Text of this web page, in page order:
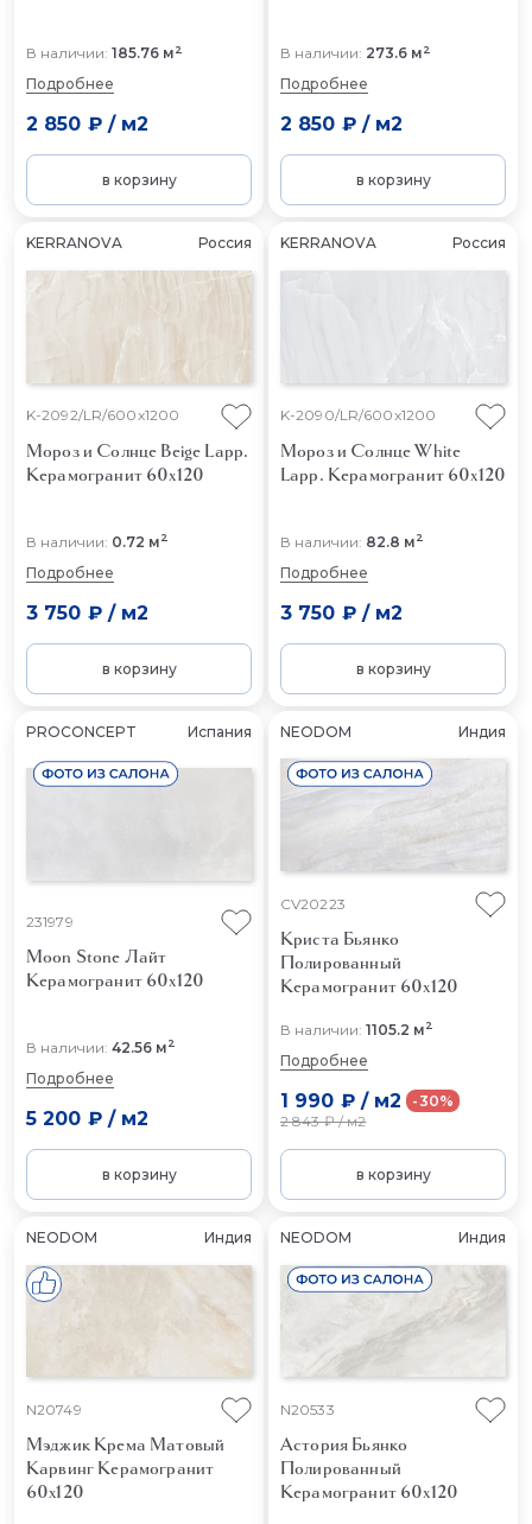
В наличии: 185.76 м2
Подробнее
2 850 ₽/ м2
в корзину
В наличии: 273.6 м2
Подробнее
2 850 ₽/ м2
в корзину
KERRANOVA Россия
K-2092/LR/600x1200
Мороз и Солнце Beige Lapp.
Керамогранит 60x120
В наличии: 0.72 м2
Подробнее
3 750 ₽/ м2
в корзину
KERRANOVA Россия
K-2090/LR/600x1200
Мороз и Солнце White
Lapp. Керамогранит 60x120
В наличии: 82.8 м2
Подробнее
3 750 ₽/ м2
в корзину
PROCONCEPT Испания
231979
Moon Stone Лайт
Керамогранит 60x120
В наличии: 42.56 м2
Подробнее
5 200 ₽/ м2
в корзину
NEODOM Индия
CV20223
Криста Бьянко
Полированный
Керамогранит 60x120
В наличии: 1105.2 м2
Подробнее
1 990 ₽/ м2
2 843 ₽/м2
-30%
в корзину
NEODOM Индия
N20749
Мэджик Крема Матовый
Карвинг Керамогранит
60x120
NEODOM Индия
N20533
Астория Бьянко
Полированный
Керамогранит 60x120